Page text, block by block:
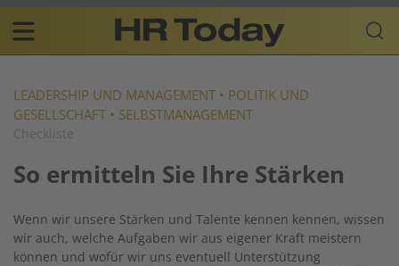
Skip
content
Plattform
für
Resources
navigation
DE
LEADERSHIP UND MANAGEMENT • POLITIK UND
GESELLSCHAFT • SELBSTMANAGEMENT
Checkliste
So ermitteln Sie Ihre Stärken
Wenn wir unsere Stärken und Talente kennen kennen, wissen
wir auch, welche Aufgaben wir aus eigener Kraft meistern
können und wofür wir uns eventuell Unterstützung